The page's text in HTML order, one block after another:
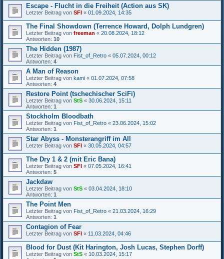
Escape - Flucht in die Freiheit (Action aus SK)
Letzter Beitrag von SFI « 01.09.2024, 14:35
The Final Showdown (Terrence Howard, Dolph Lundgren)
Letzter Beitrag von freeman « 20.08.2024, 18:12
Antworten: 10
The Hidden (1987)
Letzter Beitrag von Fist_of_Retro « 05.07.2024, 00:12
Antworten: 4
A Man of Reason
Letzter Beitrag von kami « 01.07.2024, 07:58
Antworten: 4
Restore Point (tschechischer SciFi)
Letzter Beitrag von StS « 30.06.2024, 15:11
Antworten: 1
Stockholm Bloodbath
Letzter Beitrag von Fist_of_Retro « 23.06.2024, 15:02
Antworten: 1
Star Abyss - Monsterangriff im All
Letzter Beitrag von SFI « 30.05.2024, 04:57
The Dry 1 & 2 (mit Eric Bana)
Letzter Beitrag von SFI « 07.05.2024, 16:41
Antworten: 5
Jackdaw
Letzter Beitrag von StS « 03.04.2024, 18:10
Antworten: 1
The Point Men
Letzter Beitrag von Fist_of_Retro « 21.03.2024, 16:29
Antworten: 1
Contagion of Fear
Letzter Beitrag von SFI « 11.03.2024, 04:46
Blood for Dust (Kit Harington, Josh Lucas, Stephen Dorff)
Letzter Beitrag von StS « 10.03.2024, 15:17